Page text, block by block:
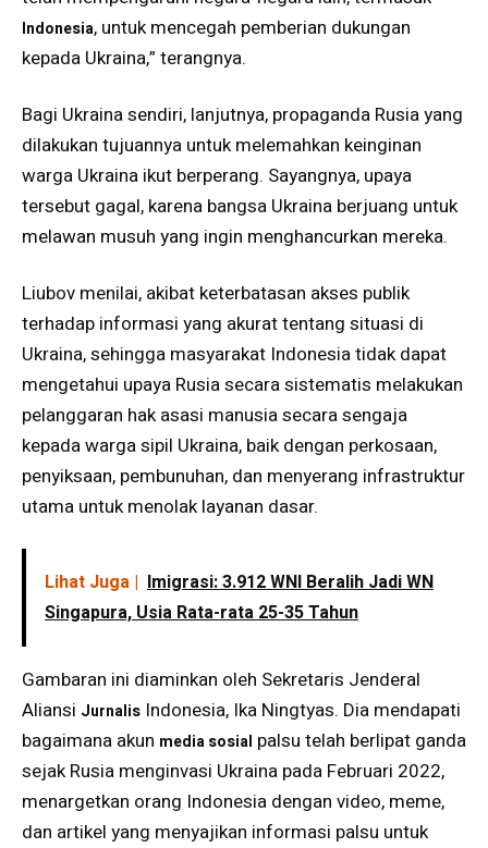
Indonesia, untuk mencegah pemberian dukungan
kepada Ukraina,” terangnya.
Bagi Ukraina sendiri, lanjutnya, propaganda Rusia yang
dilakukan tujuannya untuk melemahkan keinginan
warga Ukraina ikut berperang. Sayangnya, upaya
tersebut gagal, karena bangsa Ukraina berjuang untuk
melawan musuh yang ingin menghancurkan mereka.
Liubov menilai, akibat keterbatasan akses publik
terhadap informasi yang akurat tentang situasi di
Ukraina, sehingga masyarakat Indonesia tidak dapat
mengetahui upaya Rusia secara sistematis melakukan
pelanggaran hak asasi manusia secara sengaja
kepada warga sipil Ukraina, baik dengan perkosaan,
penyiksaan, pembunuhan, dan menyerang infrastruktur
utama untuk menolak layanan dasar.
Lihat Juga | Imigrasi: 3.912 WNI Beralih Jadi WN
Singapura, Usia Rata-rata 25-35 Tahun
Gambaran ini diaminkan oleh Sekretaris Jenderal
Aliansi Jurnalis Indonesia, Ika Ningtyas. Dia mendapati
bagaimana akun media sosial palsu telah berlipat ganda
sejak Rusia menginvasi Ukraina pada Februari 2022,
menargetkan orang Indonesia dengan video, meme,
dan artikel yang menyajikan informasi palsu untuk